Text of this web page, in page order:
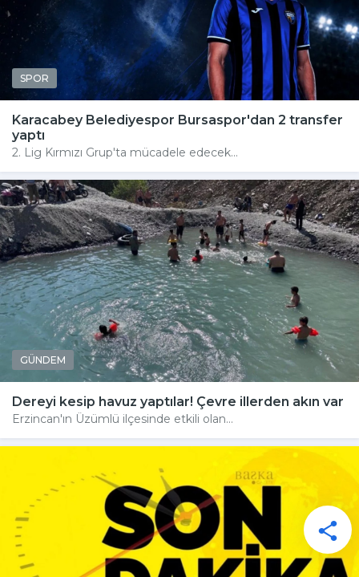
SPOR
Karacabey Belediyespor Bursaspor'dan 2 transfer
yaptı
2. Lig Kırmızı Grup'ta mücadele edecek...
GÜNDEM
Dereyi kesip havuz yaptılar! Çevre illerden akın var
Erzincan'ın Üzümlü ilçesinde etkili olan...